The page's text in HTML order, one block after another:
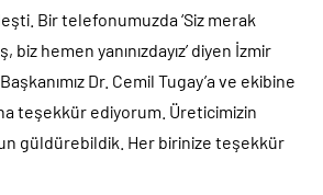
Bir telefonumuzda ‘Siz merak
hemen yanınızdayız’ diyen İzmir
Dr. Cemil Tugay’a ve ekibine
teşekkür ediyorum. Üreticimizin
güldürebildik. Her birinize teşekkür